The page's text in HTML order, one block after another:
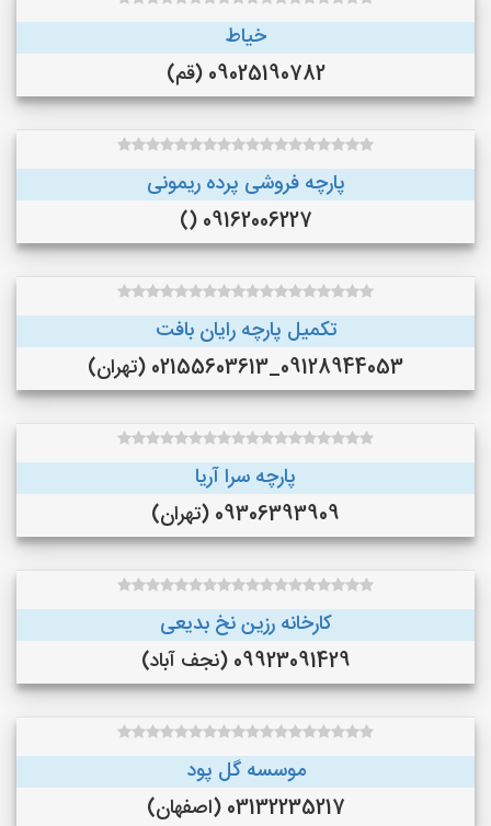
خیاط
09025190782 (قم)
پارچه فروشی پرده ریمونی
09162006227 ()
تکمیل پارچه رایان بافت
09128944053_02155603613 (تهران)
پارچه سرا آریا
09306393909 (تهران)
کارخانه رزین نخ بدیعی
09923091429 (نجف‌ آباد)
موسسه گل پود
03132235217 (اصفهان)